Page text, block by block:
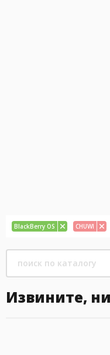
BlackBerry OS CHUWI
Извините,